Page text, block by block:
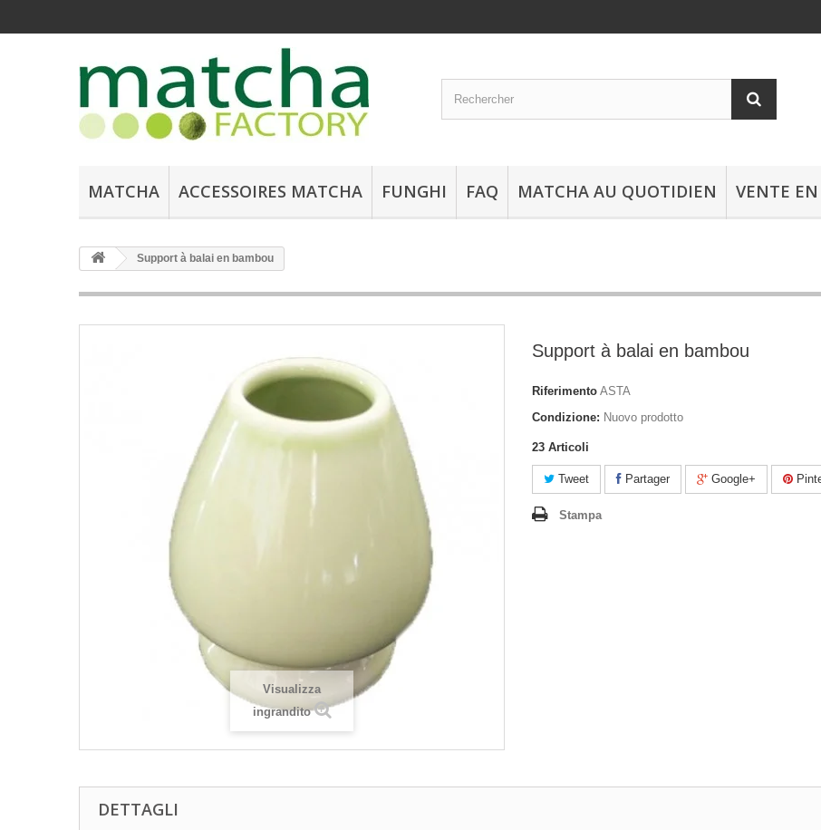
MATCHA ACCESSOIRES MATCHA FUNGHI FAQ MATCHA AU QUOTIDIEN VENTE EN
Support à balai en bambou
Visualizza
ingrandito
Support à balai en bambou
Riferimento ASTA
Condizione: Nuovo prodotto
23 Articoli
Tweet Partager Google+
Stampa
DETTAGLI